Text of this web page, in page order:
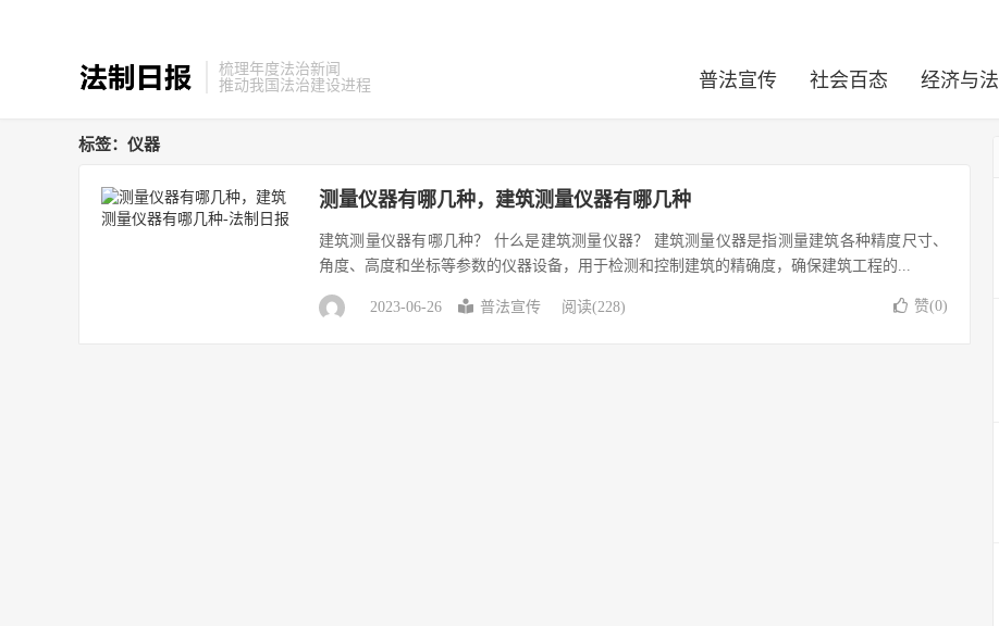
梳理年度法治新闻
推动我国法治建设进程
普法宣传 社会百态 经济与法
标签：仪器
测量仪器有哪几种，建筑测量仪器有哪几种
建筑测量仪器有哪几种？ 什么是建筑测量仪器？ 建筑测量仪器是指测量建筑各种精度尺寸、
角度、高度和坐标等参数的仪器设备，用于检测和控制建筑的精确度，确保建筑工程的...
2023-06-26 普法宣传 阅读(228) 赞(0)